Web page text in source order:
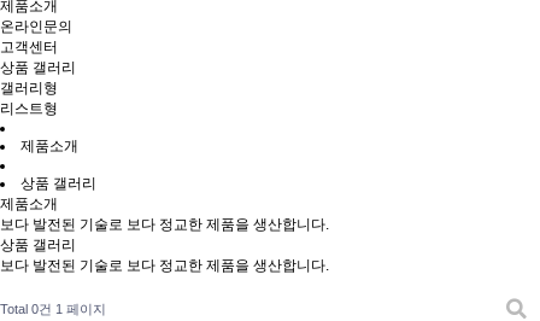
제품소개
온라인문의
고객센터
상품 갤러리
갤러리형
리스트형
제품소개
상품 갤러리
제품소개
보다 발전된 기술로 보다 정교한 제품을 생산합니다.
상품 갤러리
보다 발전된 기술로 보다 정교한 제품을 생산합니다.
Total 0건 1 페이지